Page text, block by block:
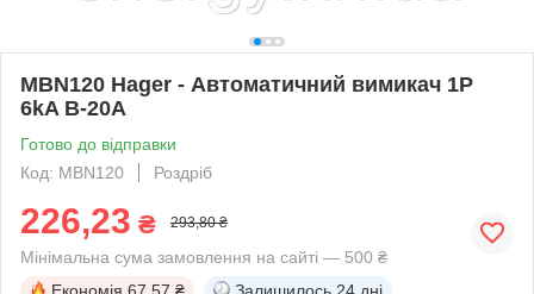
MBN120 Hager - Автоматичний вимикач 1P
6kA B-20A
Готово до відправки
Код: MBN120
Роздріб
226,23 ₴ 293,80 ₴
Мінімальна сума замовлення на сайті — 500 ₴
Економія 67.57 ₴ Залишилось 24 дні